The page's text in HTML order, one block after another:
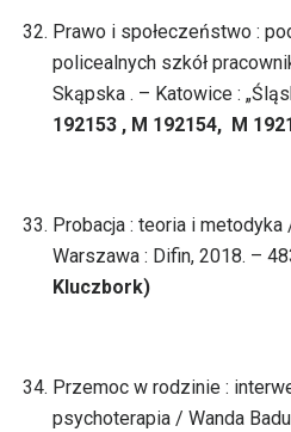
Prawo i społeczeństwo :
policealnych szkół
Skąpska . – Katowice :
192153 , M 192154, M
Probacja : teoria i
Warszawa : Difin, 2018. –
Kluczbork)
Przemoc w rodzinie :
psychoterapia / Wanda